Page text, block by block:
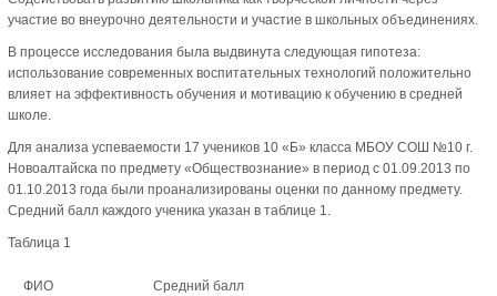
участие во внеурочно деятельности и участие в школьных объединениях.
В процессе исследования была выдвинута следующая гипотеза:
использование современных воспитательных технологий положительно
влияет на эффективность обучения и мотивацию к обучению в средней
школе.
Для анализа успеваемости 17 учеников 10 «Б» класса МБОУ СОШ №10 г.
Новоалтайска по предмету «Обществознание» в период с 01.09.2013 по
01.10.2013 года были проанализированы оценки по данному предмету.
Средний балл каждого ученика указан в таблице 1.
Таблица 1
ФИО Средний балл